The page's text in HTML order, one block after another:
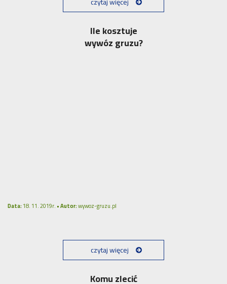
Ile kosztuje
wywóz gruzu?
Data:18. 11. 2019r. •Autor:wywoz-gruzu.pl
czytaj więcej
Komu zlecić